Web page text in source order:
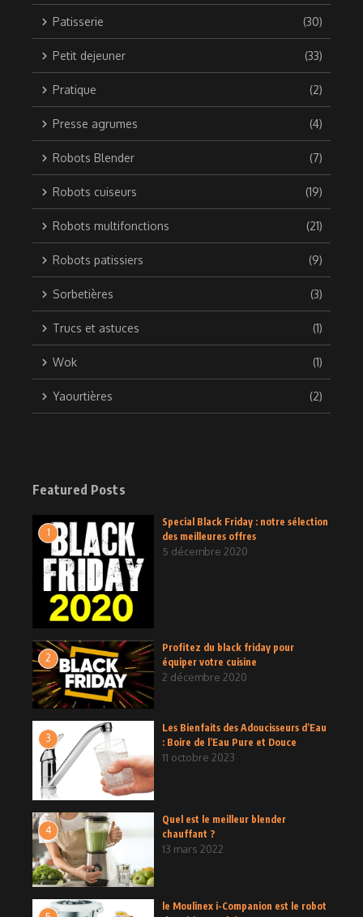
Patisserie (30)
Petit dejeuner (33)
Pratique (2)
Presse agrumes (4)
Robots Blender (7)
Robots cuiseurs (19)
Robots multifonctions (21)
Robots patissiers (9)
Sorbetières (3)
Trucs et astuces (1)
Wok (1)
Yaourtières (2)
Featured Posts
1
Special Black Friday : notre sélection
des meilleures offres
5 décembre 2020
2
Profitez du black friday pour
équiper votre cuisine
2 décembre 2020
3
Les Bienfaits des Adoucisseurs d’Eau
: Boire de l’Eau Pure et Douce
11 octobre 2023
4
Quel est le meilleur blender
chauffant ?
13 mars 2022
le Moulinex i-Companion est le robot